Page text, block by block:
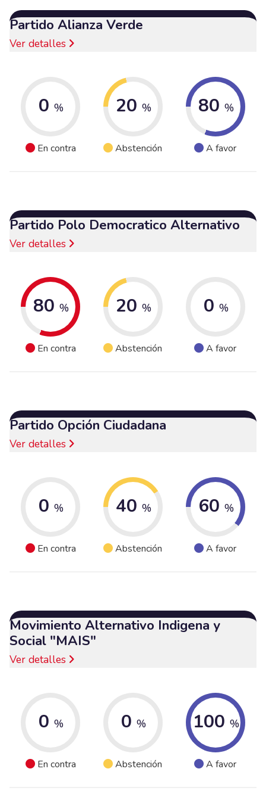
Partido Alianza Verde
Ver detalles
0 %
En contra
20 %
Abstención
80 %
A favor
Partido Polo Democratico Alternativo
Ver detalles
80 %
En contra
20 %
Abstención
0 %
A favor
Partido Opción Ciudadana
Ver detalles
0 %
En contra
40 %
Abstención
60 %
A favor
Movimiento Alternativo Indigena y
Social "MAIS"
Ver detalles
0 %
En contra
0 %
Abstención
100 %
A favor